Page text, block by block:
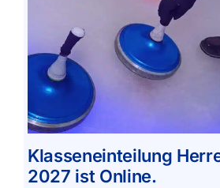
Klasseneinteilung
2027 ist Online.